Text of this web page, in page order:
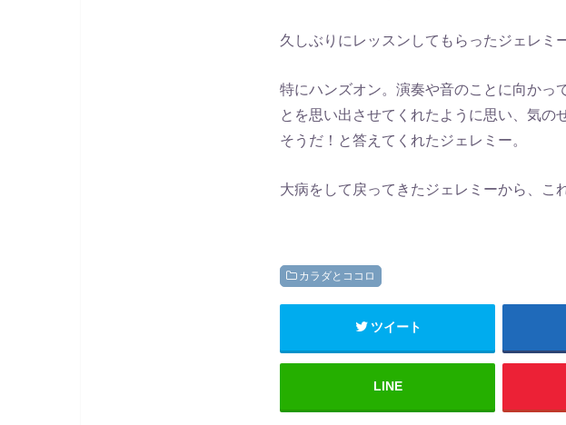
久しぶりにレッスンしてもらったジェレミ
特にハンズオン。演奏や音のことに向かっ
とを思い出させてくれたように思い、気の
そうだ！と答えてくれたジェレミー。
大病をして戻ってきたジェレミーから、こ
カラダとココロ
ツイート
LINE